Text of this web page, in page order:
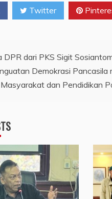
Twitter
DPR dari PKS Sigit
Demokrasi Pancasila
dan Pendidikan